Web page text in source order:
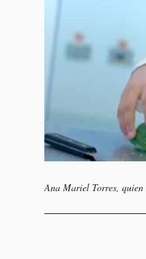
Ana Mariel Torres,